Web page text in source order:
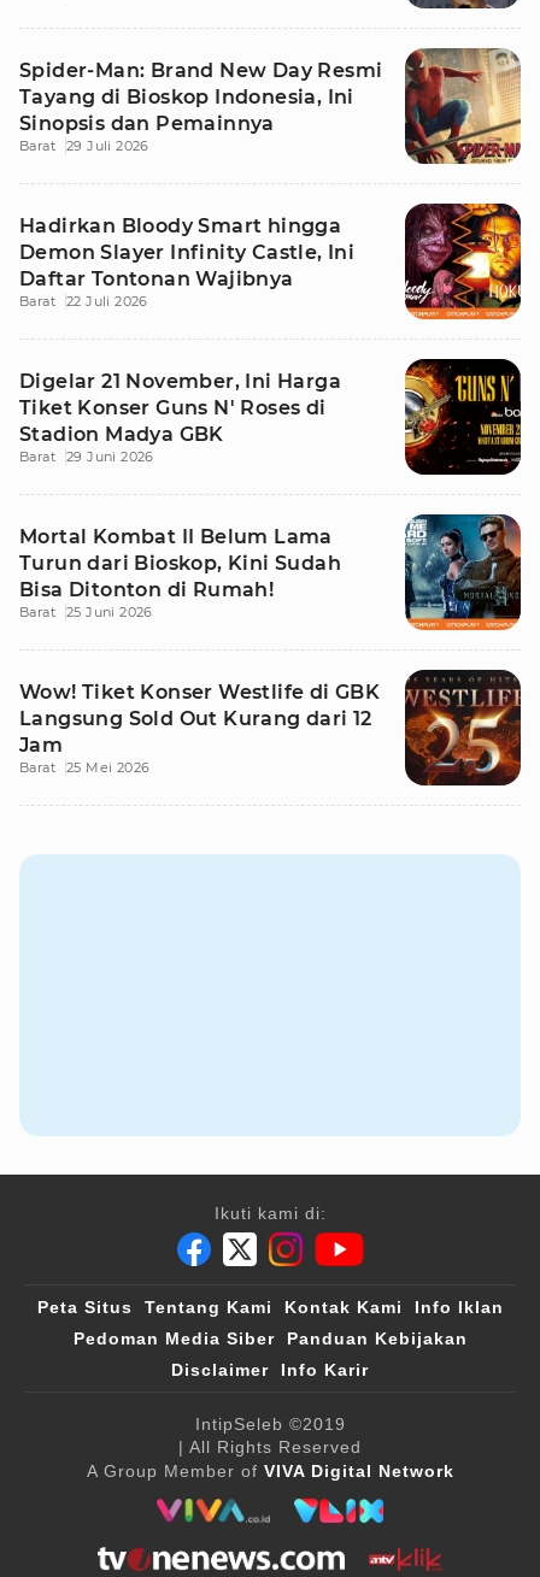
Spider-Man: Brand New Day Resmi
Tayang di Bioskop Indonesia, Ini
Sinopsis dan Pemainnya
Barat 29 Juli 2026
Hadirkan Bloody Smart hingga
Demon Slayer Infinity Castle, Ini
Daftar Tontonan Wajibnya
Barat 22 Juli 2026
Digelar 21 November, Ini Harga
Tiket Konser Guns N' Roses di
Stadion Madya GBK
Barat 29 Juni 2026
Mortal Kombat II Belum Lama
Turun dari Bioskop, Kini Sudah
Bisa Ditonton di Rumah!
Barat 25 Juni 2026
Wow! Tiket Konser Westlife di GBK
Langsung Sold Out Kurang dari 12
Jam
Barat 25 Mei 2026
Ikuti kami di:
Peta Situs Tentang Kami Kontak Kami
Info Iklan
Pedoman Media Siber
Panduan Kebijakan
Disclaimer
Info Karir
IntipSeleb ©2019
| All Rights Reserved
A Group Member of VIVA Digital Network